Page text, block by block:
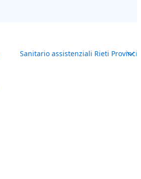
Sanitario assistenziali Rieti Provincia